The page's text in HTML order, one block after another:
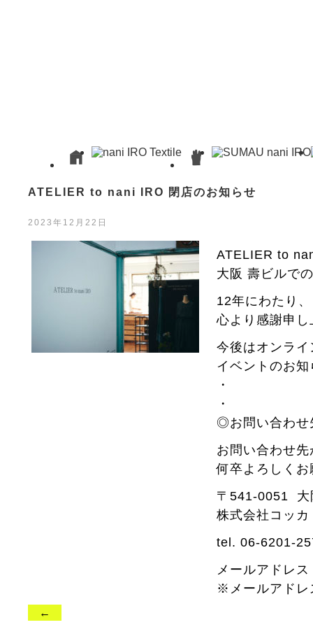
ATELIER to nani IRO 閉店のお知らせ
2023年12月22日
ATELIER to
大阪 壽ビルで
12年にわたり
心より感謝申し
今後はオンラ
イベントのお
・
・
◎お問い合わ
お問い合わせ
何卒よろしく
〒541-0051 大
株式会社コッ
tel. 06-6201-
メールアドレ
※メールアドレ
←